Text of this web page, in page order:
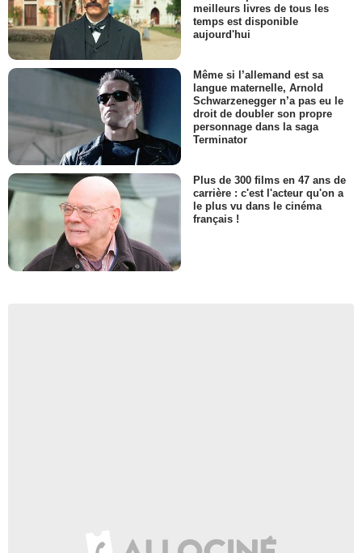
meilleurs livres de tous les
temps est disponible
aujourd'hui
Même si l’allemand est sa
langue maternelle, Arnold
Schwarzenegger n’a pas eu le
droit de doubler son propre
personnage dans la saga
Terminator
Plus de 300 films en 47 ans de
carrière : c'est l'acteur qu'on a
le plus vu dans le cinéma
français !